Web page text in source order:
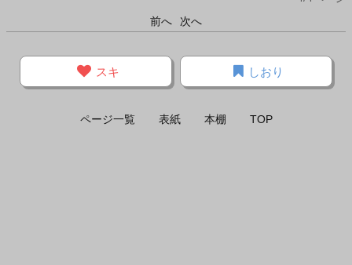
前へ
次へ
スキ しおり
ページ一覧 表紙 本棚 TOP